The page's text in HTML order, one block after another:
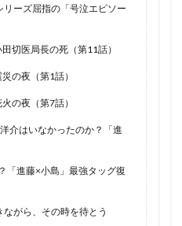
ーズ屈指の「号泣エピソー
切医局長の死（第11話）
の夜（第1話）
の夜（第7話）
介はいなかったのか？「進
「進藤×小島」最強タッグ復
ながら、その時を待とう